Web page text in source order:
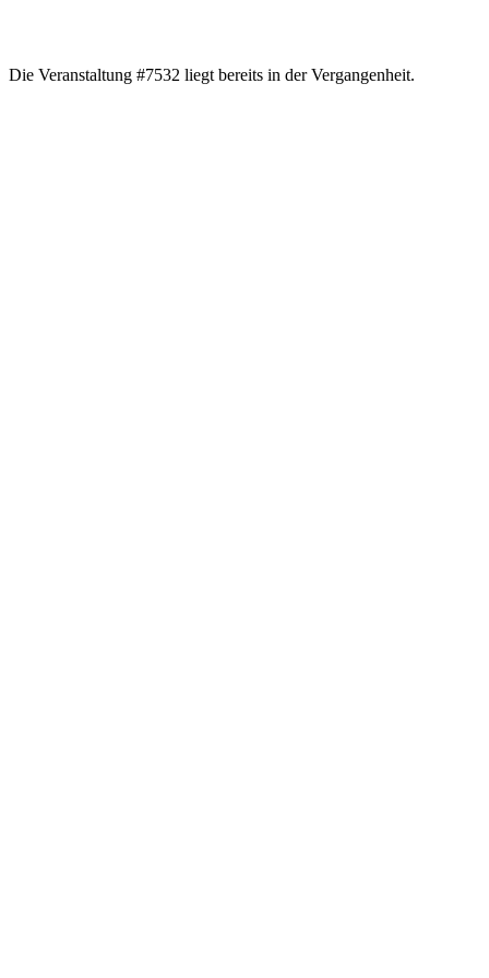
Die Veranstaltung #7532 liegt bereits in der Vergangenheit.